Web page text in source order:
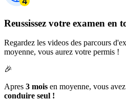
Reussissez votre examen en
Regardez les videos des parcours
moyenne, vous aurez votre permis !
🎉
Apres 3 mois en moyenne, vous
conduire seul !